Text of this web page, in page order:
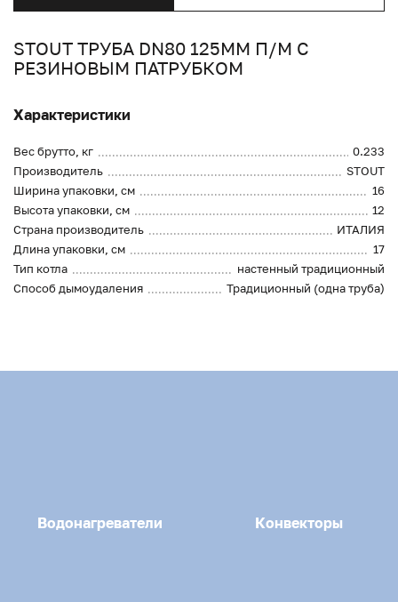
STOUT ТРУБА DN80 125ММ П/М С
РЕЗИНОВЫМ ПАТРУБКОМ
Характеристики
Вес брутто, кг
0.233
Производитель
STOUT
Ширина упаковки, см
16
Высота упаковки, см
12
Страна производитель
ИТАЛИЯ
Длина упаковки, см
17
Тип котла
настенный традиционный
Способ дымоудаления
Традиционный (одна труба)
Водонагреватели Конвекторы